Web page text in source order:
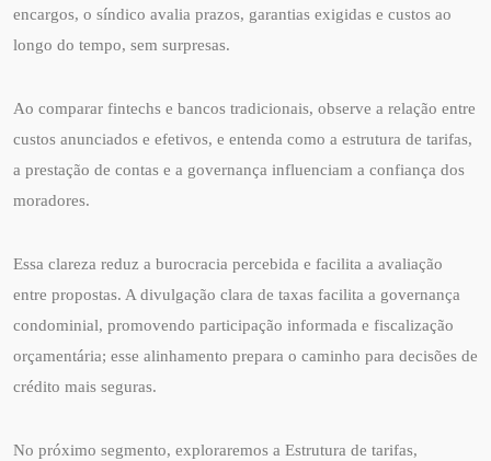
encargos, o síndico avalia prazos, garantias exigidas e custos ao
longo do tempo, sem surpresas.
Ao comparar fintechs e bancos tradicionais, observe a relação entre
custos anunciados e efetivos, e entenda como a estrutura de tarifas,
a prestação de contas e a governança influenciam a confiança dos
moradores.
Essa clareza reduz a burocracia percebida e facilita a avaliação
entre propostas. A divulgação clara de taxas facilita a governança
condominial, promovendo participação informada e fiscalização
orçamentária; esse alinhamento prepara o caminho para decisões de
crédito mais seguras.
No próximo segmento, exploraremos a Estrutura de tarifas,